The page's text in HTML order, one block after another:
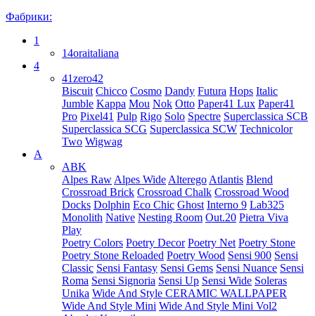
Фабрики:
1
14oraitaliana
4
41zero42
Biscuit Chicco Cosmo Dandy Futura Hops Italic
Jumble Kappa Mou Nok Otto Paper41 Lux Paper41
Pro Pixel41 Pulp Rigo Solo Spectre Superclassica SCB
Superclassica SCG Superclassica SCW Technicolor
Two Wigwag
A
ABK
Alpes Raw Alpes Wide Alterego Atlantis Blend
Crossroad Brick Crossroad Chalk Crossroad Wood
Docks Dolphin Eco Chic Ghost Interno 9 Lab325
Monolith Native Nesting Room Out.20 Pietra Viva
Play
Poetry Colors Poetry Decor Poetry Net Poetry Stone
Poetry Stone Reloaded Poetry Wood Sensi 900 Sensi
Classic Sensi Fantasy Sensi Gems Sensi Nuance Sensi
Roma Sensi Signoria Sensi Up Sensi Wide Soleras
Unika Wide And Style CERAMIC WALLPAPER
Wide And Style Mini Wide And Style Mini Vol2